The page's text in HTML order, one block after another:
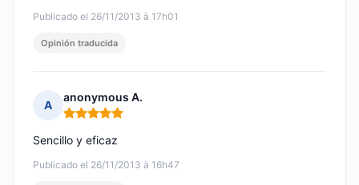
Publicado el 26/11/2013 à 17h01
Opinión traducida
A
anonymous A.
Nota: 5 de 5
Publicado el 26/11/2013 à 16h47
Sencillo y eficaz